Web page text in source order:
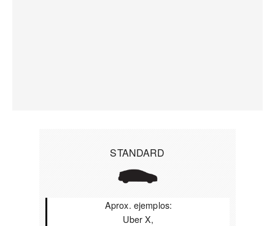
STANDARD
Aprox. ejemplos:
Uber X,